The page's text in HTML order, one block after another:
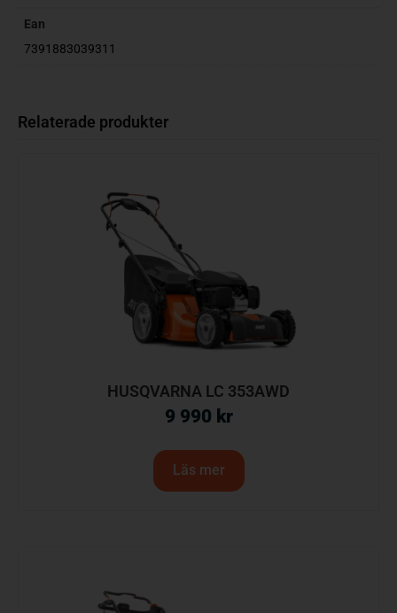
Ean
7391883039311
Relaterade produkter
HUSQVARNA LC 353AWD
9 990 kr
Läs mer